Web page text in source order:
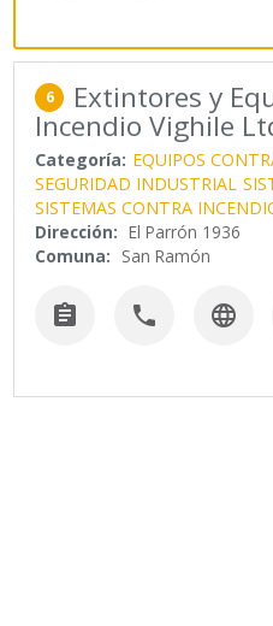
6 Extintores y
Incendio Vighile
Categoría: EQUIPOS
SEGURIDAD INDUSTRIAL
SISTEMAS CONTRA
Dirección: El Parrón 1936
Comuna: San Ramón
  